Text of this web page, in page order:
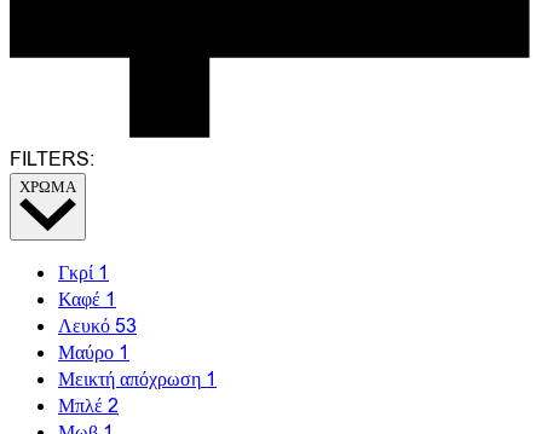
FILTERS:
ΧΡΩΜΑ
Γκρί 1
Καφέ 1
Λευκό53
Μαύρο 1
Μεικτή απόχρωση 1
Μπλέ2